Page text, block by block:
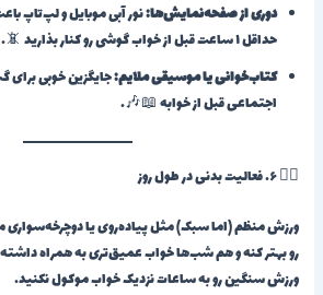
دوری از صفحه‌نمایش‌ها:نور آبی موبایل و لپ‌تاپ
حداقل ۱ ساعت قبل از خواب گوشی رو کنار بذارید 📵.
کتاب‌خوانی یا موسیقی ملایم:جایگزین خوبی
اجتماعی قبل از خوابه 📖🎶.
🏃‍♀️ ۶. فعالیت بدنی در طول روز
ورزش منظم (اما سبک) مثل پیاده‌روی یا
رو بهتر کنه و هم شب‌ها خواب عمیق‌تری به همراه
ورزش سنگین رو به ساعات نزدیک خواب موکول نکنید.